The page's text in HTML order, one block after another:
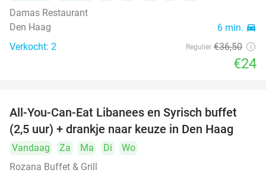
Damas Restaurant
Den Haag
6 min. directions_car
Verkocht: 2 Regulier €36,50
€24
31%
All-You-Can-Eat Libanees en Syrisch buffet
(2,5 uur) + drankje naar keuze in Den Haag
Vandaag Za Ma Di
Wo
Rozana Buffet & Grill